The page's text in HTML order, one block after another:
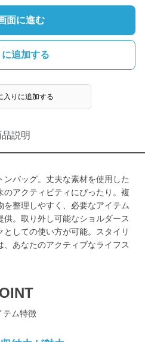
面に進む
に追加する
入りに追加する
説明
ンバッグ。丈夫な素材を使用した
アクティビティにぴったり。複
整理しやすく、必要なアイテム
。取り外し可能なショルダース
としての使い方が可能。スタイリ
、あなたのアクティブなライフス
テム特徴